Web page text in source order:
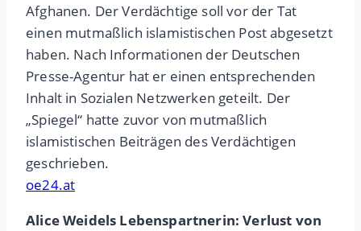
Afghanen. Der Verdächtige soll vor der Tat
einen mutmaßlich islamistischen Post abgesetzt
haben. Nach Informationen der Deutschen
Presse-Agentur hat er einen entsprechenden
Inhalt in Sozialen Netzwerken geteilt. Der
„Spiegel“ hatte zuvor von mutmaßlich
islamistischen Beiträgen des Verdächtigen
geschrieben.
oe24.at
Alice Weidels Lebenspartnerin: Verlust von